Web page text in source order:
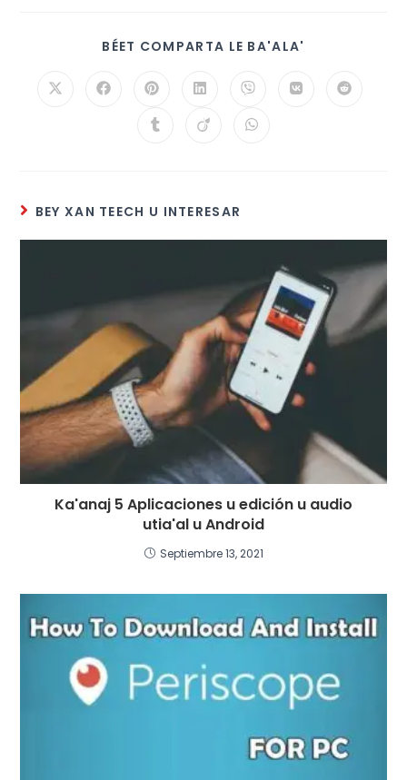
BÉET COMPARTA LE BA'ALA'
BEY XAN TEECH U INTERESAR
Ka'anaj 5 Aplicaciones u edición u audio
utia'al u Android
Septiembre 13, 2021